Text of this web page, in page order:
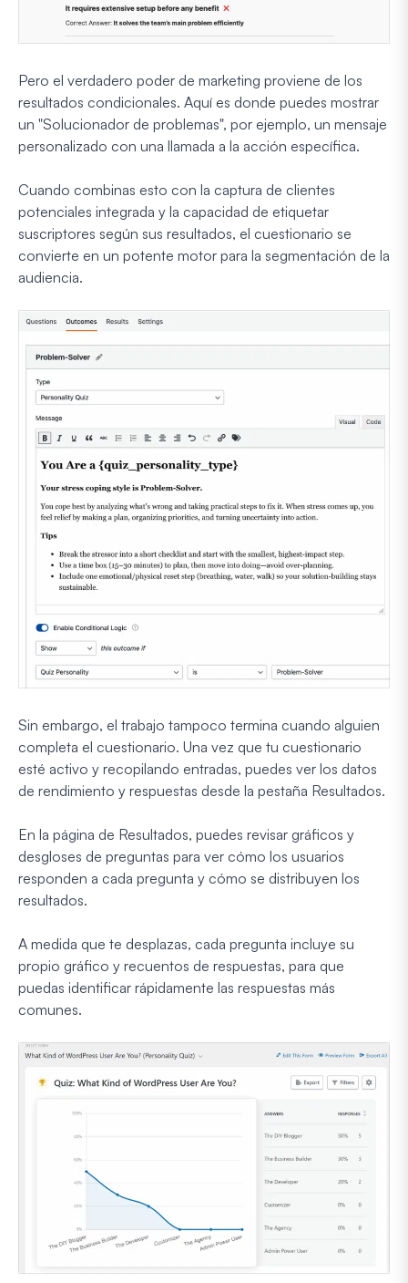
Pero el verdadero poder de marketing proviene de los
resultados condicionales. Aquí es donde puedes mostrar
un "Solucionador de problemas", por ejemplo, un mensaje
personalizado con una llamada a la acción específica.
Cuando combinas esto con la captura de clientes
potenciales integrada y la capacidad de etiquetar
suscriptores según sus resultados, el cuestionario se
convierte en un potente motor para la segmentación de la
audiencia.
Sin embargo, el trabajo tampoco termina cuando alguien
completa el cuestionario. Una vez que tu cuestionario
esté activo y recopilando entradas, puedes ver los datos
de rendimiento y respuestas desde la pestaña Resultados.
En la página de Resultados, puedes revisar gráficos y
desgloses de preguntas para ver cómo los usuarios
responden a cada pregunta y cómo se distribuyen los
resultados.
A medida que te desplazas, cada pregunta incluye su
propio gráfico y recuentos de respuestas, para que
puedas identificar rápidamente las respuestas más
comunes.